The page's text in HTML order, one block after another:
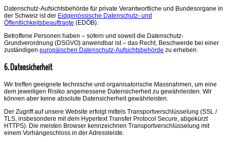
Datenschutz-Aufsichtsbehörde für private Verantwortliche und Bundesorgane in
der Schweiz ist der Eidgenössische Datenschutz- und
Öffentlichkeitsbeauftragte (EDÖB).
Betroffene Personen haben – sofern und soweit die Datenschutz-
Grundverordnung (DSGVO) anwendbar ist – das Recht, Beschwerde bei einer
zuständigen europäischen Datenschutz-Aufsichtsbehörde zu erheben.
6. Datensicherheit
Wir treffen geeignete technische und organisatorische Massnahmen, um eine
dem jeweiligen Risiko angemessene Datensicherheit zu gewährleisten. Wir
können aber keine absolute Datensicherheit gewährleisten.
Der Zugriff auf unsere Website erfolgt mittels Transportverschlüsselung (SSL /
TLS, insbesondere mit dem Hypertext Transfer Protocol Secure, abgekürzt
HTTPS). Die meisten Browser kennzeichnen Transportverschlüsselung mit
einem Vorhängeschloss in der Adressleiste.